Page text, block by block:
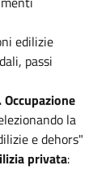
edilizie
passi
la
e dehors"
privata: